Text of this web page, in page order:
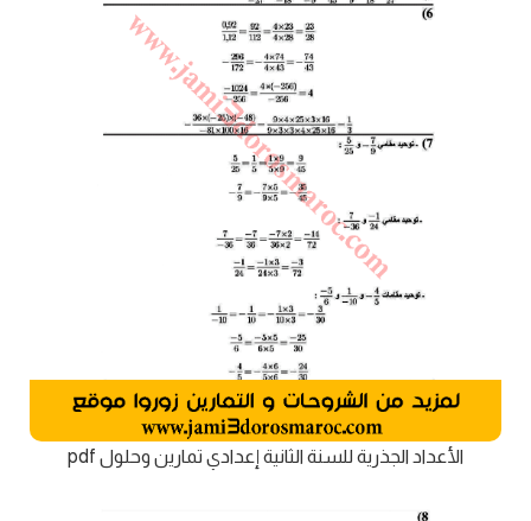
الأعداد الجذرية للسنة الثانية إعدادي تمارين وحلول pdf